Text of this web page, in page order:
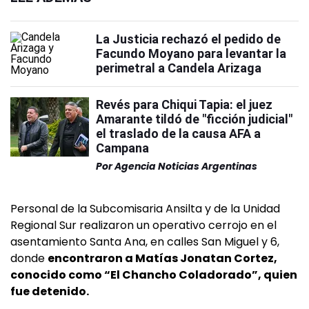
La Justicia rechazó el pedido de
Facundo Moyano para levantar la
perimetral a Candela Arizaga
Revés para Chiqui Tapia: el juez
Amarante tildó de "ficción judicial"
el traslado de la causa AFA a
Campana
PorAgencia Noticias Argentinas
Personal de la Subcomisaria Ansilta y de la Unidad
Regional Sur realizaron un operativo cerrojo en el
asentamiento Santa Ana, en calles San Miguel y 6,
donde encontraron a Matías Jonatan Cortez,
conocido como “El Chancho Coladorado”, quien
fue detenido.